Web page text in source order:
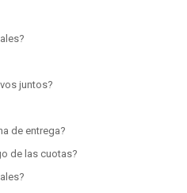
juntos?
de entrega?
de las cuotas?